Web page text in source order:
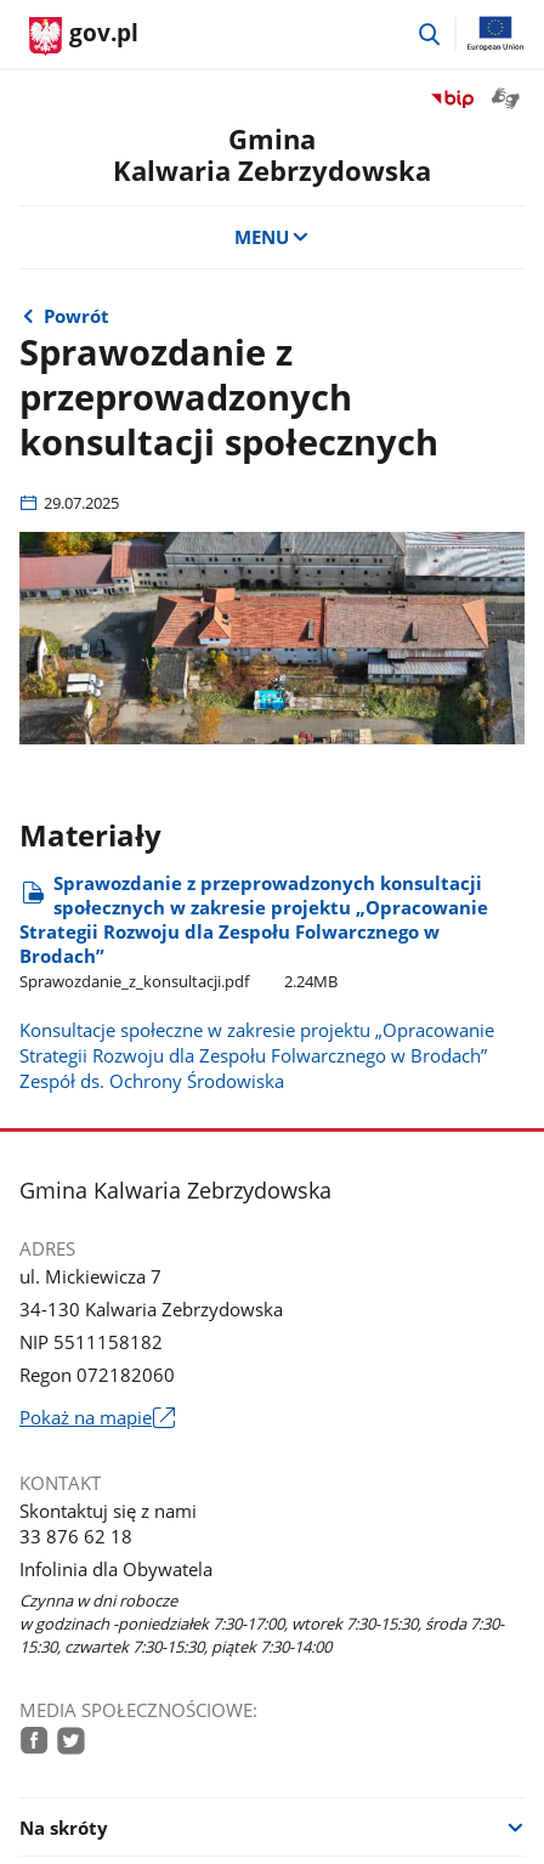
gov.pl
przejdź
Przejdź
Gmina
Kalwaria Zebrzydowska
MENU
Powrót
Sprawozdanie z
przeprowadzonych
konsultacji społecznych
29.07.2025
Materiały
Sprawozdanie z przeprowadzonych konsultacji
społecznych w zakresie projektu „Opracowanie
Strategii Rozwoju dla Zespołu Folwarcznego w
Brodach”
Sprawozdanie​_z​_konsultacji.pdf 2.24MB
Konsultacje społeczne w zakresie projektu „Opracowanie
Strategii Rozwoju dla Zespołu Folwarcznego w Brodach”
Zespół ds. Ochrony Środowiska
stopka
Gmina Kalwaria Zebrzydowska
ADRES
ul. Mickiewicza 7
34-130 Kalwaria Zebrzydowska
NIP 5511158182
Regon 072182060
Pokaż na mapieLink
nowym
KONTAKT
Skontaktuj się z nami
33 876 62 18
Infolinia dla Obywatela
Czynna w dni robocze
w godzinach -poniedziałek 7:30-17:00, wtorek 7:30-15:30, środa 7:30-
15:30, czwartek 7:30-15:30, piątek 7:30-14:00
MEDIA SPOŁECZNOŚCIOWE:
Na skróty